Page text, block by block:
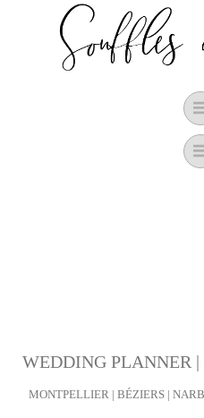
WEDDING PLANNER
MONTPELLIER | BÉZIERS |